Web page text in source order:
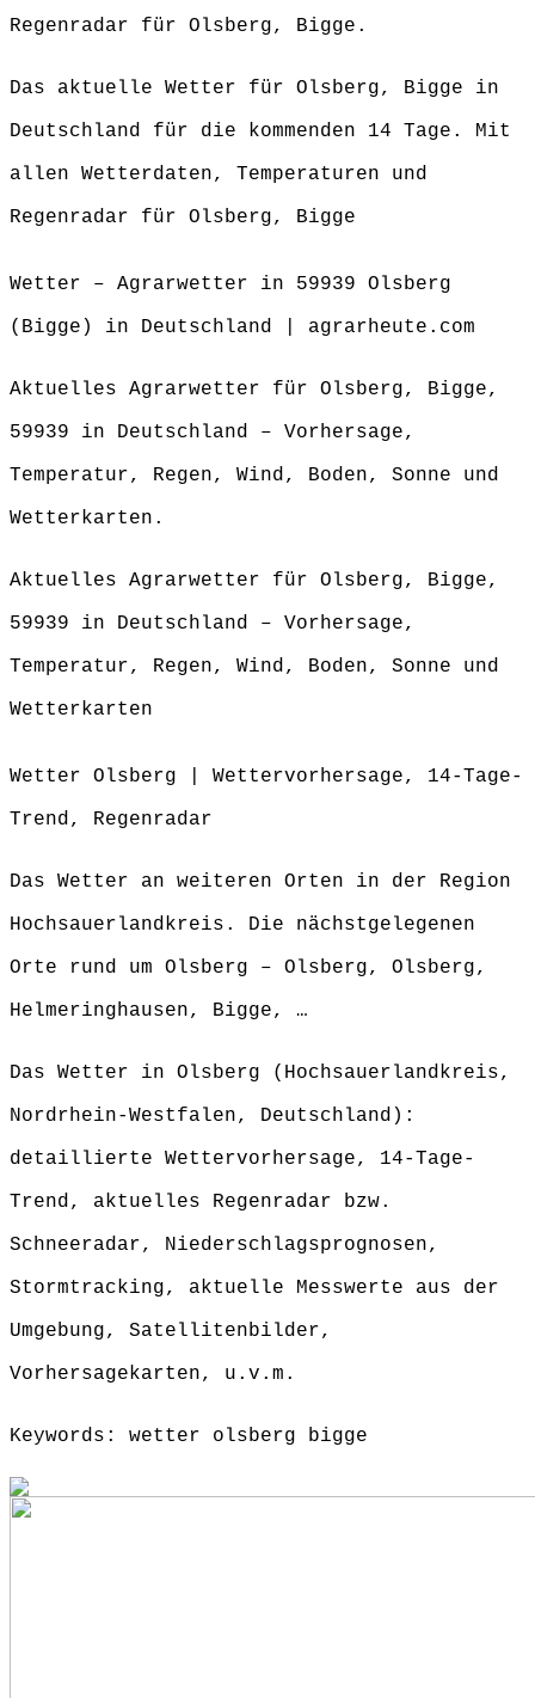
Regenradar für Olsberg, Bigge.
Das aktuelle Wetter für Olsberg, Bigge in
Deutschland für die kommenden 14 Tage. Mit
allen Wetterdaten, Temperaturen und
Regenradar für Olsberg, Bigge
Wetter – Agrarwetter in 59939 Olsberg
(Bigge) in Deutschland | agrarheute.com
Aktuelles Agrarwetter für Olsberg, Bigge,
59939 in Deutschland – Vorhersage,
Temperatur, Regen, Wind, Boden, Sonne und
Wetterkarten.
Aktuelles Agrarwetter für Olsberg, Bigge,
59939 in Deutschland – Vorhersage,
Temperatur, Regen, Wind, Boden, Sonne und
Wetterkarten
Wetter Olsberg | Wettervorhersage, 14-Tage-
Trend, Regenradar
Das Wetter an weiteren Orten in der Region
Hochsauerlandkreis. Die nächstgelegenen
Orte rund um Olsberg – Olsberg, Olsberg,
Helmeringhausen, Bigge, …
Das Wetter in Olsberg (Hochsauerlandkreis,
Nordrhein-Westfalen, Deutschland):
detaillierte Wettervorhersage, 14-Tage-
Trend, aktuelles Regenradar bzw.
Schneeradar, Niederschlagsprognosen,
Stormtracking, aktuelle Messwerte aus der
Umgebung, Satellitenbilder,
Vorhersagekarten, u.v.m.
Keywords: wetter olsberg bigge